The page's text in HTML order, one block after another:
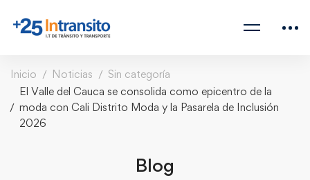
Inicio Noticias
Sin categoría
El Valle del Cauca se consolida como epicentro de la
moda con Cali Distrito Moda y la Pasarela de Inclusión
2026
Blog